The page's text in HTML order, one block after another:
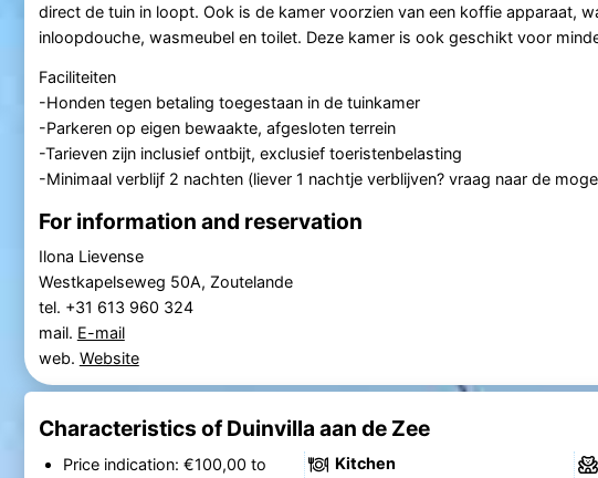
direct de tuin in loopt. Ook is de kamer voorzien van een koffie apparaat,
inloopdouche, wasmeubel en toilet. Deze kamer is ook geschikt voor
Faciliteiten
-Honden tegen betaling toegestaan in de tuinkamer
-Parkeren op eigen bewaakte, afgesloten terrein
-Tarieven zijn inclusief ontbijt, exclusief toeristenbelasting
-Minimaal verblijf 2 nachten (liever 1 nachtje verblijven? vraag naar de
For information and reservation
Ilona Lievense
Westkapelseweg 50A, Zoutelande
tel. +31 613 960 324
mail. E-mail
web. Website
Characteristics of Duinvilla aan de Zee
Price indication: €100,00 to
Kitchen